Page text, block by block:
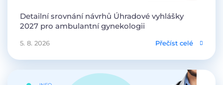
Detailní srovnání návrhů Úhradové vyhlášky
2027 pro ambulantní gynekologii
5. 8. 2026 Přečíst celé